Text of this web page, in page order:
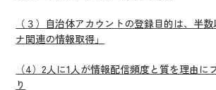
（３）自治体アカウントの登録目的は、半
ナ関連の情報取得」
（4）2人に1人が情報配信頻度と質を理由に
り